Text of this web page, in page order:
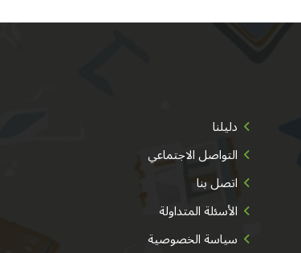
دليلنا
التواصل الاجتماعي
اتصل بنا
الأسئلة المتداولة
سياسة الخصوصية